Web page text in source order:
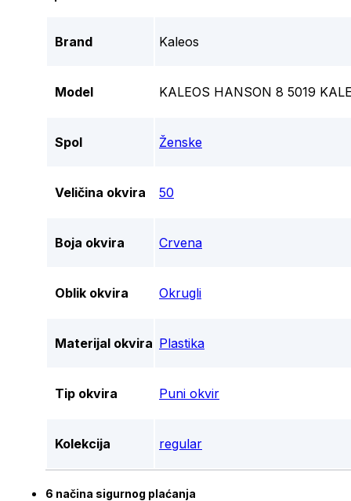
Brand Kaleos
Model KALEOS HANSON 8 5019
Spol Ženske
Veličina okvira 50
Boja okvira Crvena
Oblik okvira Okrugli
Materijal okvira Plastika
Tip okvira Puni okvir
Kolekcija regular
6 načina sigurnog plaćanja